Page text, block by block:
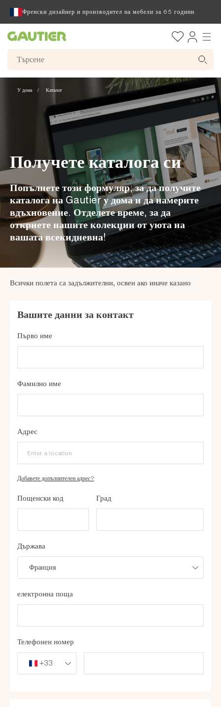
Френски дизайнер и производител на мебели за 65 години
Gautier
У дома Каталог
Получете каталога си
Попълнете този формуляр, за да получите
каталога на Gautier у дома и да намерите
вдъхновение. Отделете време, за да
откриете нашите колекции от уюта на
вашата всекидневна!
Всички полета са задължителни, освен ако иначе казано
Вашите данни за контакт
Първо име
Фамилно име
Адрес
Добавете допълнителен адрес?
Пощенски код Град
Държава
Франция
електронна поща
Телефонен номер
+33